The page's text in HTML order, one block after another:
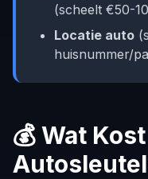
(scheelt €50-
Locatie auto
huisnummer/
💰 Wat